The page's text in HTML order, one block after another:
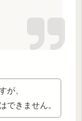
が、
できません。